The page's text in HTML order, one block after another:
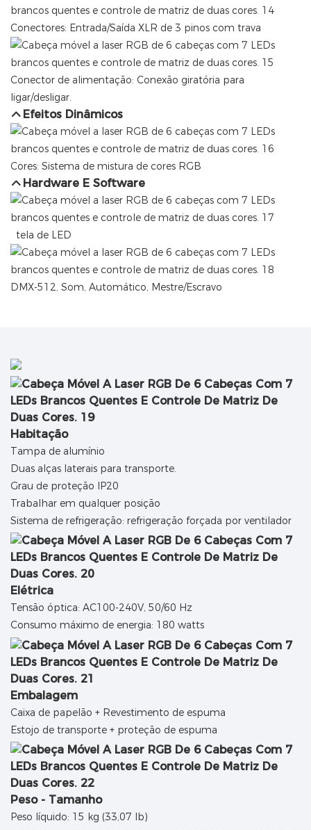
Conectores: Entrada/Saída XLR de 3 pinos com trava
Conector de alimentação: Conexão giratória para
ligar/desligar.
Efeitos Dinâmicos
Cores: Sistema de mistura de cores RGB
Hardware E Software
tela de LED
DMX-512, Som, Automático, Mestre/Escravo
Habitação
Tampa de alumínio
Duas alças laterais para transporte.
Grau de proteção IP20
Trabalhar em qualquer posição
Sistema de refrigeração: refrigeração forçada por ventilador
Elétrica
Tensão óptica: AC100-240V, 50/60 Hz
Consumo máximo de energia: 180 watts
Embalagem
Caixa de papelão + Revestimento de espuma
Estojo de transporte + proteção de espuma
Peso - Tamanho
Peso líquido: 15 kg (33,07 lb)